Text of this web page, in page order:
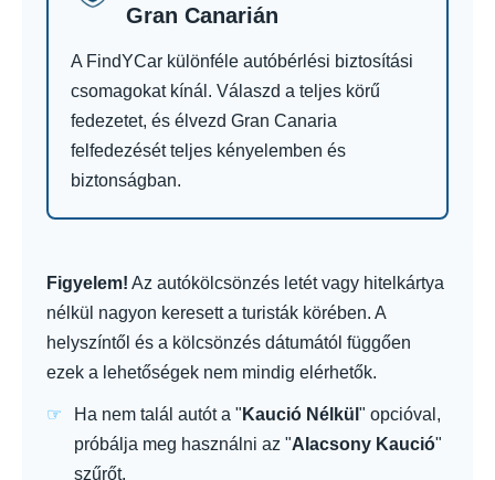
Gran Canarián
A FindYCar különféle autóbérlési biztosítási
csomagokat kínál. Válaszd a teljes körű
fedezetet, és élvezd Gran Canaria
felfedezését teljes kényelemben és
biztonságban.
Figyelem! Az autókölcsönzés letét vagy hitelkártya
nélkül nagyon keresett a turisták körében. A
helyszíntől és a kölcsönzés dátumától függően
ezek a lehetőségek nem mindig elérhetők.
Ha nem talál autót a " Kaució Nélkül " opcióval,
próbálja meg használni az "Alacsony Kaució"
szűrőt.